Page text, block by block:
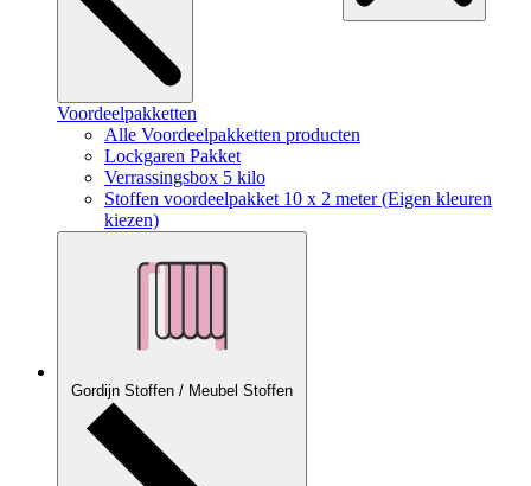
Voordeelpakketten
Alle Voordeelpakketten producten
Lockgaren Pakket
Verrassingsbox 5 kilo
Stoffen voordeelpakket 10 x 2 meter (Eigen kleuren
kiezen)
Gordijn Stoffen / Meubel Stoffen